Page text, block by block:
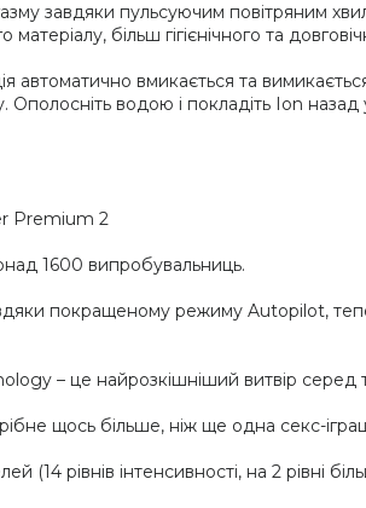
завдяки пульсуючим повітряним
більш гігієнічного та
вмикається та
водою і покладіть Ion назад
2
1600 випробувальниць.
покращеному режиму Autopilot,
– це найрозкішніший витвір серед
щось більше, ніж ще одна секс-
(14 рівнів інтенсивності, на 2 рівні